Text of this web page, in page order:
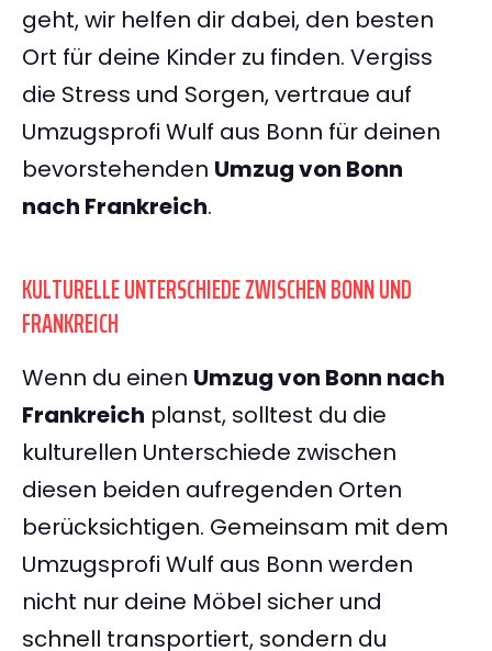
geht, wir helfen dir dabei, den besten
Ort für deine Kinder zu finden. Vergiss
die Stress und Sorgen, vertraue auf
Umzugsprofi Wulf aus Bonn für deinen
bevorstehenden Umzug von Bonn
nach Frankreich.
KULTURELLE UNTERSCHIEDE ZWISCHEN BONN UND
FRANKREICH
Wenn du einen Umzug von Bonn nach
Frankreich planst, solltest du die
kulturellen Unterschiede zwischen
diesen beiden aufregenden Orten
berücksichtigen. Gemeinsam mit dem
Umzugsprofi Wulf aus Bonn werden
nicht nur deine Möbel sicher und
schnell transportiert, sondern du